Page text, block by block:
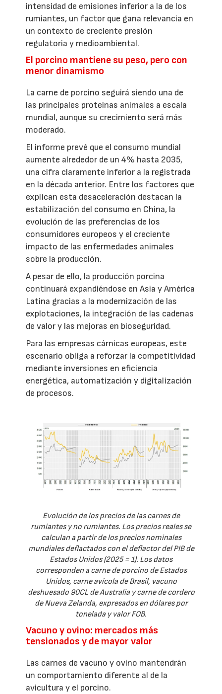
intensidad de emisiones inferior a la de los
rumiantes, un factor que gana relevancia en
un contexto de creciente presión
regulatoria y medioambiental.
El porcino mantiene su peso, pero con
menor dinamismo
La carne de porcino seguirá siendo una de
las principales proteínas animales a escala
mundial, aunque su crecimiento será más
moderado.
El informe prevé que el consumo mundial
aumente alrededor de un 4% hasta 2035,
una cifra claramente inferior a la registrada
en la década anterior. Entre los factores que
explican esta desaceleración destacan la
estabilización del consumo en China, la
evolución de las preferencias de los
consumidores europeos y el creciente
impacto de las enfermedades animales
sobre la producción.
A pesar de ello, la producción porcina
continuará expandiéndose en Asia y América
Latina gracias a la modernización de las
explotaciones, la integración de las cadenas
de valor y las mejoras en bioseguridad.
Para las empresas cárnicas europeas, este
escenario obliga a reforzar la competitividad
mediante inversiones en eficiencia
energética, automatización y digitalización
de procesos.
Evolución de los precios de las carnes de
rumiantes y no rumiantes. Los precios reales se
calculan a partir de los precios nominales
mundiales deflactados con el deflactor del PIB de
Estados Unidos (2025 = 1). Los datos
corresponden a carne de porcino de Estados
Unidos, carne avícola de Brasil, vacuno
deshuesado 90CL de Australia y carne de cordero
de Nueva Zelanda, expresados en dólares por
tonelada y valor FOB.
Vacuno y ovino: mercados más
tensionados y de mayor valor
Las carnes de vacuno y ovino mantendrán
un comportamiento diferente al de la
avicultura y el porcino.